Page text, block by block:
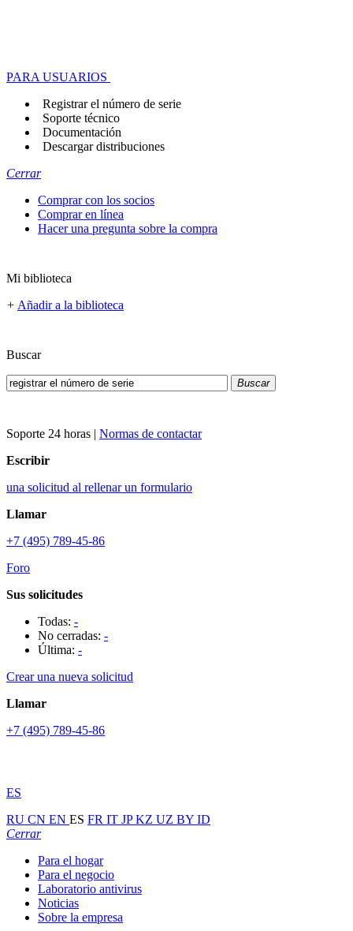
PARA USUARIOS
Registrar el número de serie
Soporte técnico
Documentación
Descargar distribuciones
Cerrar
Comprar con los socios
Comprar en línea
Hacer una pregunta sobre la compra
Mi biblioteca
+ Añadir a la biblioteca
Buscar
Buscar
Soporte 24 horas | Normas de contactar
Escribir
una solicitud al rellenar un formulario
Llamar
+7 (495) 789-45-86
Foro
Sus solicitudes
Todas: -
No cerradas: -
Última: -
Crear una nueva solicitud
Llamar
+7 (495) 789-45-86
ES
RU CN EN ES FR IT JPKZ UZ BY ID
Cerrar
Para el hogar
Para el negocio
Laboratorio antivirus
Noticias
Sobre la empresa